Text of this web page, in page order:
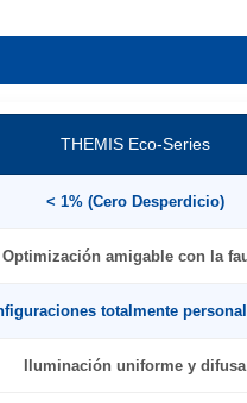
THEMIS Eco-Series
< 1% (Cero Desperdicio)
Optimización amigable con la
totalmente
Iluminación uniforme y difusa